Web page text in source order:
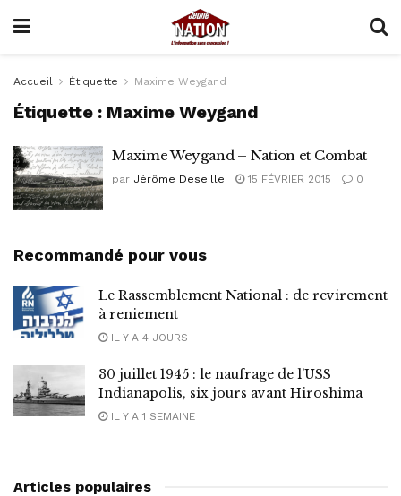
Accueil Étiquette Maxime Weygand
Étiquette : Maxime Weygand
Maxime Weygand – Nation et Combat
par Jérôme Deseille 15 FÉVRIER 2015 0
Recommandé pour vous
Le Rassemblement National : de revirement
à reniement
IL Y A 4 JOURS
30 juillet 1945 : le naufrage de l’USS
Indianapolis, six jours avant Hiroshima
IL Y A 1 SEMAINE
Articles populaires